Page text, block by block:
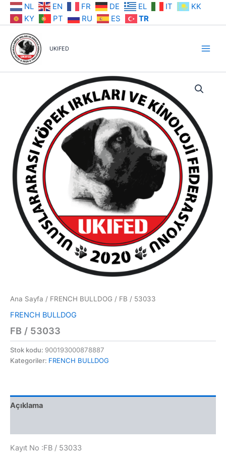
İçeriğe NL EN FR DE EL IT
KK
KY
PT RU ES TR
UKIFED
Ana Sayfa / FRENCH BULLDOG / FB / 53033
FRENCH BULLDOG
FB / 53033
Stok kodu: 900193000878887
Kategoriler: FRENCH BULLDOG
Açıklama
Kayıt No :FB / 53033